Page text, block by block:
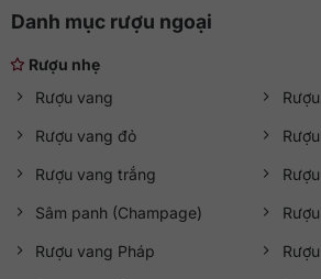
Danh mục rượu ngoại
Rượu nhẹ
Rượu vang
Rượu vang đỏ
Rượu vang trắng
Sâm panh (Champage)
Rượu vang Pháp